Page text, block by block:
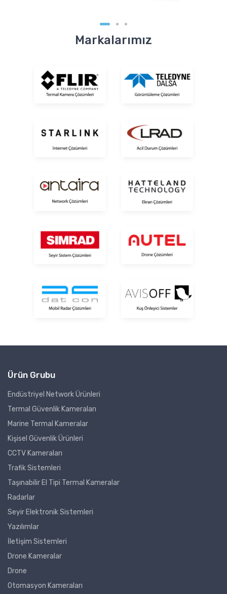
Markalarımız
Ürün Grubu
Endüstriyel Network Ürünleri
Termal Güvenlik Kameraları
Marine Termal Kameralar
Kişisel Güvenlik Ürünleri
CCTV Kameraları
Trafik Sistemleri
Taşınabilir El Tipi Termal Kameralar
Radarlar
Seyir Elektronik Sistemleri
Yazılımlar
İletişim Sistemleri
Drone Kameralar
Drone
Otomasyon Kameraları